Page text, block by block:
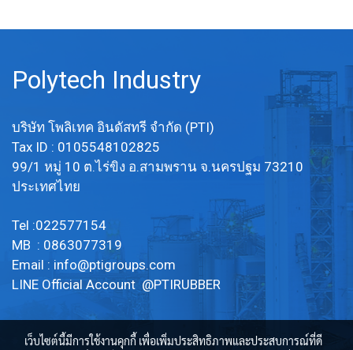
Polytech Industry
บริษัท โพลิเทค อินดัสทรี จำกัด (PTI)
Tax ID : 0105548102825
99/1 หมู่ 10 ต.ไร่ขิง อ.สามพราน จ.นครปฐม 73210
ประเทศไทย
Tel :022577154
MB : 0863077319
Email : info@ptigroups.com
LINE Official Account @PTIRUBBER
เว็บไซต์นี้มีการใช้งานคุกกี้ เพื่อเพิ่มประสิทธิภาพและประสบการณ์ที่ดี